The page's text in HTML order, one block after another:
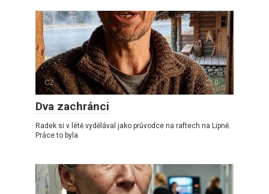
CZ 0
Dva zachránci
Radek si v létě vydělával jako průvodce na raftech na Lipně.
Práce to byla